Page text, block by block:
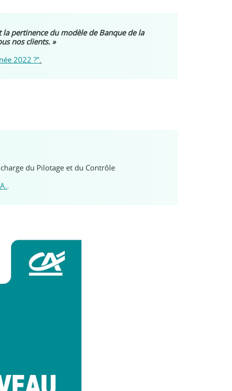
pertinence du modèle de Banque de la
nos clients. »
2022 ?".
du Pilotage et du Contrôle
.